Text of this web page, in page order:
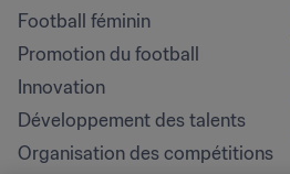
Football féminin
Promotion du football
Innovation
Développement des talents
Organisation des compétitions